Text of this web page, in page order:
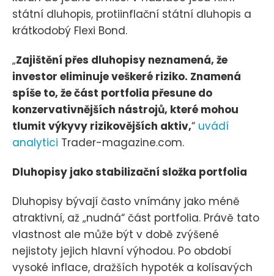
státní dluhopis, protiinflační státní dluhopis a
krátkodobý Flexi Bond.
„Zajištění přes dluhopisy neznamená, že
investor eliminuje veškeré riziko. Znamená
spíše to, že část portfolia přesune do
konzervativnějších nástrojů, které mohou
tlumit výkyvy rizikovějších aktiv,“ uvádí
analytici Trader-magazine.com.
Dluhopisy jako stabilizační složka portfolia
Dluhopisy bývají často vnímány jako méně
atraktivní, až „nudná“ část portfolia. Právě tato
vlastnost ale může být v době zvýšené
nejistoty jejich hlavní výhodou. Po období
vysoké inflace, dražších hypoték a kolísavých